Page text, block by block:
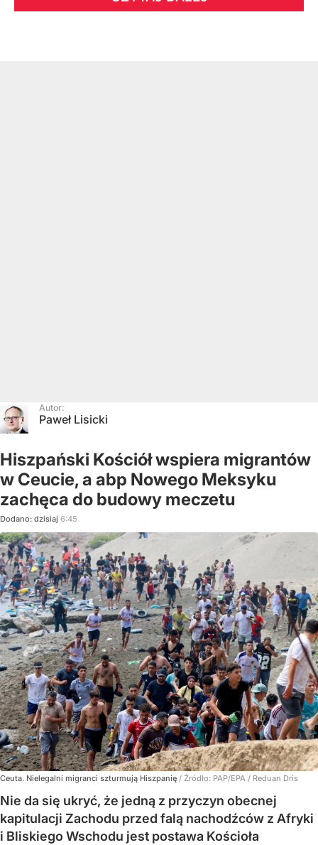
Autor:
Paweł Lisicki
Hiszpański Kościół wspiera migrantów
w Ceucie, a abp Nowego Meksyku
zachęca do budowy meczetu
Dodano: dzisiaj 6:45
Ceuta. Nielegalni migranci szturmują Hiszpanię / Źródło: PAP/EPA / Reduan Dris
Nie da się ukryć, że jedną z przyczyn obecnej
kapitulacji Zachodu przed falą nachodźców z Afryki
i Bliskiego Wschodu jest postawa Kościoła